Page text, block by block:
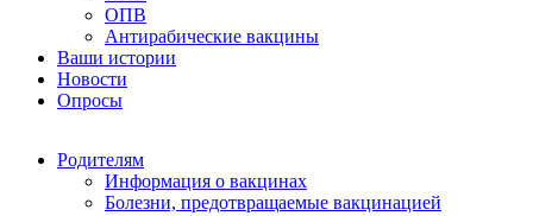
ОПВ
Антирабические вакцины
Ваши истории
Новости
Опросы
Родителям
Информация о вакцинах
Болезни, предотвращаемые вакцинацией